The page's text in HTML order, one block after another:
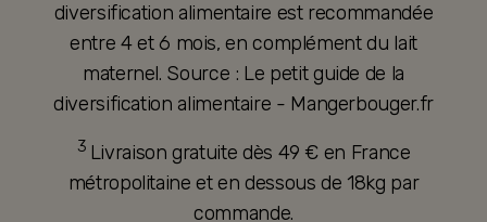
diversification alimentaire est recommandée
entre 4 et 6 mois, en complément du lait
maternel. Source : Le petit guide de la
diversification alimentaire - Mangerbouger.fr
3 Livraison gratuite dès 49 € en France
métropolitaine et en dessous de 18kg par
commande.